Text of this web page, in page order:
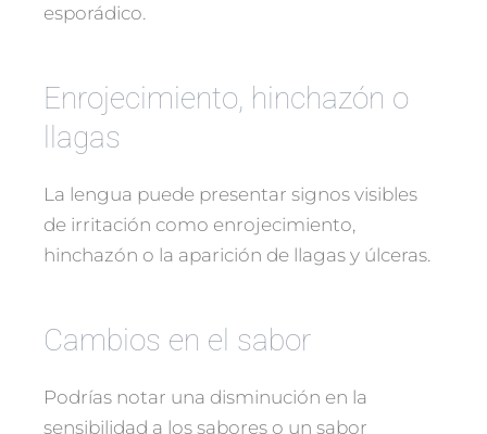
esporádico.
Enrojecimiento, hinchazón o
llagas
La lengua puede presentar signos visibles
de irritación como enrojecimiento,
hinchazón o la aparición de llagas y úlceras.
Cambios en el sabor
Podrías notar una disminución en la
sensibilidad a los sabores o un sabor